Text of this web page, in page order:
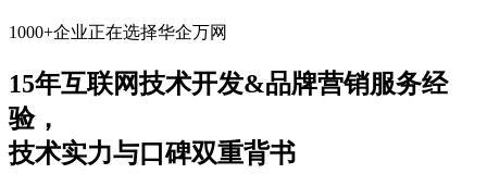
1000+企业正在选择华企万网
15年互联网技术开发&品牌营销服务经
验，
技术实力与口碑双重背书